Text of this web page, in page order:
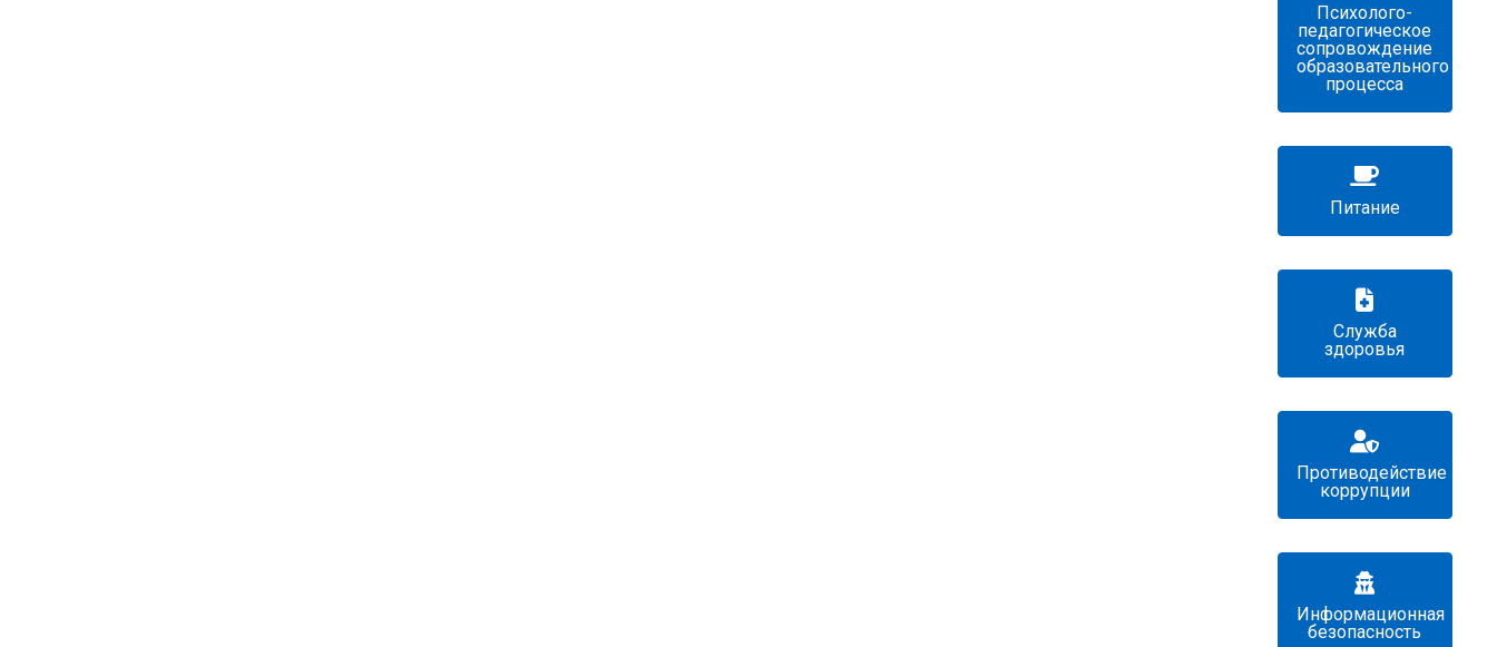
Психолого-
педагогическое
сопровождение
образовательного
процесса
Питание
Служба
здоровья
Противодействие
коррупции
Информационная
безопасность